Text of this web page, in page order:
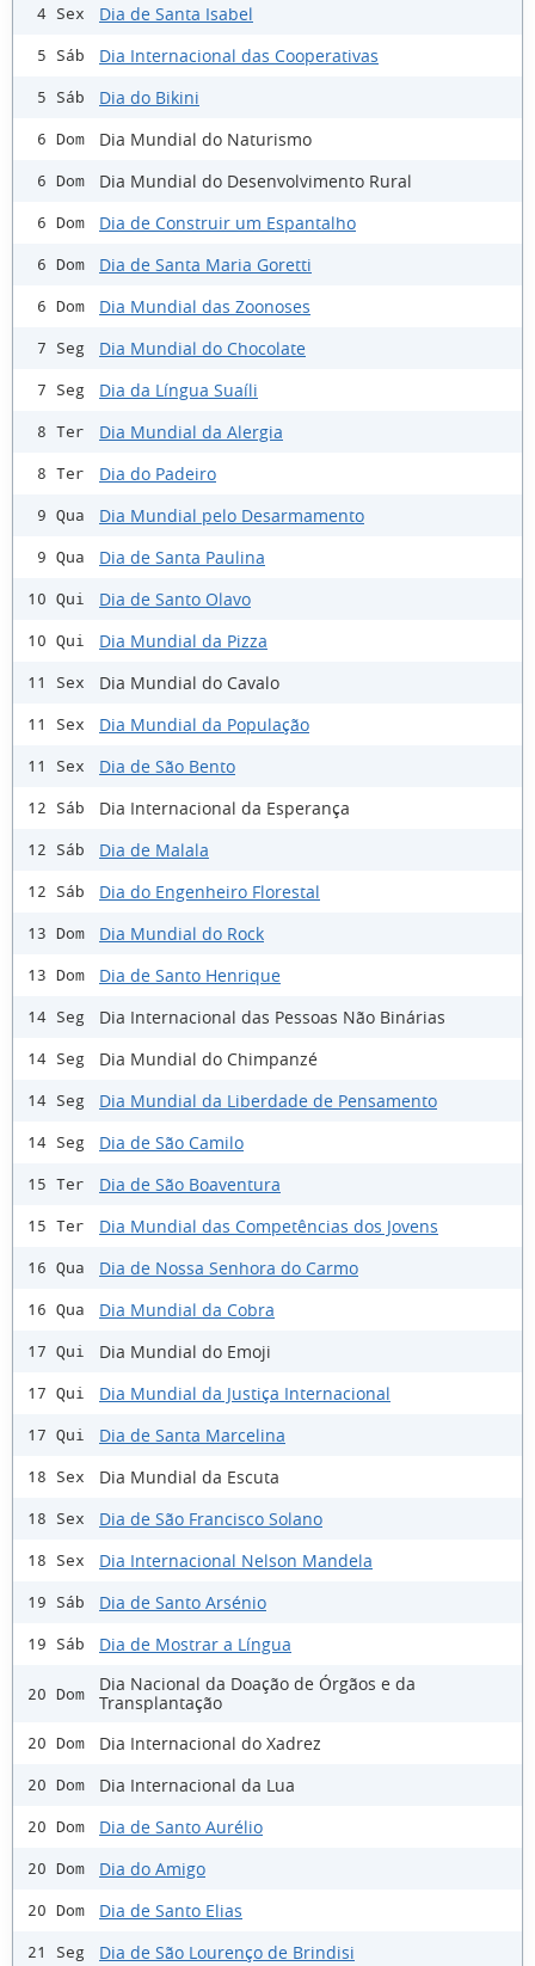
4 Sex Dia de Santa Isabel
5 Sáb Dia Internacional das Cooperativas
5 Sáb Dia do Bikini
6 Dom Dia Mundial do Naturismo
6 Dom Dia Mundial do Desenvolvimento Rural
6 Dom Dia de Construir um Espantalho
6 Dom Dia de Santa Maria Goretti
6 Dom Dia Mundial das Zoonoses
7 Seg Dia Mundial do Chocolate
7 Seg Dia da Língua Suaíli
8 Ter Dia Mundial da Alergia
8 Ter Dia do Padeiro
9 Qua Dia Mundial pelo Desarmamento
9 Qua Dia de Santa Paulina
10 Qui Dia de Santo Olavo
10 Qui Dia Mundial da Pizza
11 Sex Dia Mundial do Cavalo
11 Sex Dia Mundial da População
11 Sex Dia de São Bento
12 Sáb Dia Internacional da Esperança
12 Sáb Dia de Malala
12 Sáb Dia do Engenheiro Florestal
13 Dom Dia Mundial do Rock
13 Dom Dia de Santo Henrique
14 Seg Dia Internacional das Pessoas Não Binárias
14 Seg Dia Mundial do Chimpanzé
14 Seg Dia Mundial da Liberdade de Pensamento
14 Seg Dia de São Camilo
15 Ter Dia de São Boaventura
15 Ter Dia Mundial das Competências dos Jovens
16 Qua Dia de Nossa Senhora do Carmo
16 Qua Dia Mundial da Cobra
17 Qui Dia Mundial do Emoji
17 Qui Dia Mundial da Justiça Internacional
17 Qui Dia de Santa Marcelina
18 Sex Dia Mundial da Escuta
18 Sex Dia de São Francisco Solano
18 Sex Dia Internacional Nelson Mandela
19 Sáb Dia de Santo Arsénio
19 Sáb Dia de Mostrar a Língua
20 Dom
Dia Nacional da Doação de Órgãos e da
Transplantação
20 Dom Dia Internacional do Xadrez
20 Dom Dia Internacional da Lua
20 Dom Dia de Santo Aurélio
20 Dom Dia do Amigo
20 Dom Dia de Santo Elias
21 Seg Dia de São Lourenço de Brindisi